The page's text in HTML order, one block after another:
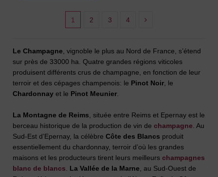
1 2 3 4
Le Champagne , vignoble le plus au Nord de France, s’étend
sur près de 33000 ha. Quatre grandes régions viticoles
produisent différents crus de champagne, en fonction de leur
terroir et des cépages champenois: le Pinot Noir , le
Chardonnay et le Pinot Meunier
La Montagne de Reims , située entre Reims et Epernay est le
berceau historique de la production de vin dechampagne . Au
Sud-Est d’Epernay, la célèbreCôte des Blancs produit
essentiellement du chardonnay, terroir d’où les grandes
maisons et les producteurs tirent leurs meilleurs champagnes
blanc de blancs
La Vallée de la Marne , au Sud-Ouest de